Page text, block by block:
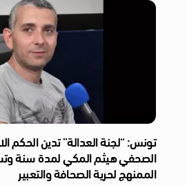
تونس: “لجنة العدالة” تدين الحكم
الصحفي هيثم المكي لمدة سنة
الممنهج لحرية الصحافة والتعبير